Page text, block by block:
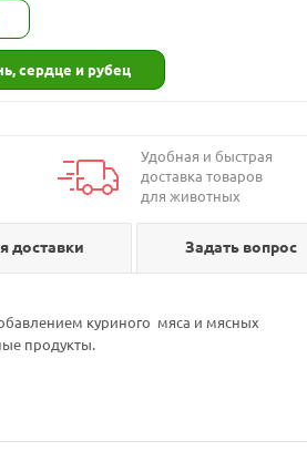
сердце и рубец
Удобная и быстрая
доставка товаров
для животных
доставки Задать вопрос
куриного мяса и мясных
продукты.